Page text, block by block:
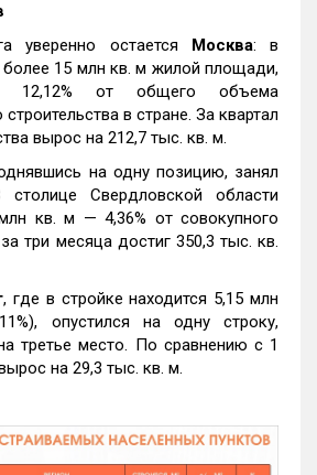
уверенно остается Москва: в
более 15 млн кв. м жилой площади,
12,12% от общего объема
в стране. За квартал
вырос на 212,7 тыс. кв. м.
на одну позицию, занял
столице Свердловской области
кв. м — 4,36% от совокупного
три месяца достиг 350,3 тыс. кв.
, где в стройке находится 5,15 млн
опустился на одну строку,
третье место. По сравнению с 1
на 29,3 тыс. кв. м.